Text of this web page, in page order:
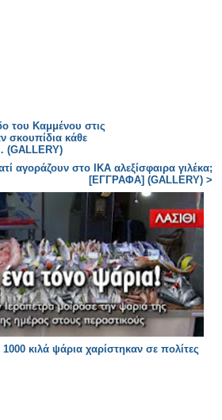
του Καμμένου στις
σκουπίδια κάθε
(GALLERY)
αγοράζουν στο ΙΚΑ αλεξίσφαιρα γιλέκα;
[ΕΓΓΡΑΦΑ] (GALLERY) >
κιλά ψάρια χαρίστηκαν σε πολίτες